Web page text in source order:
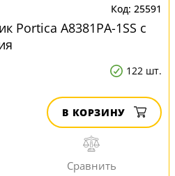
25591
Portica A8381PA-1SS с
122 шт.
В КОРЗИНУ